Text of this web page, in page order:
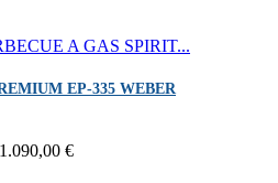
EP-335 WEBER
1.090,00 €